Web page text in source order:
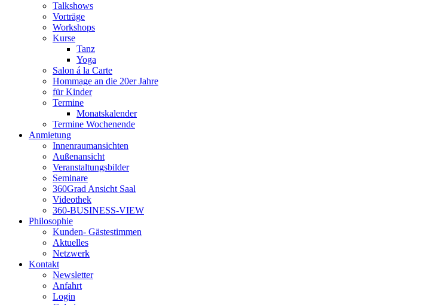
Talkshows
Vorträge
Workshops
Kurse
Tanz
Yoga
Salon á la Carte
Hommage an die 20er Jahre
für Kinder
Termine
Monatskalender
Termine Wochenende
Anmietung
Innenraumansichten
Außenansicht
Veranstaltungsbilder
Seminare
360Grad Ansicht Saal
Videothek
360-BUSINESS-VIEW
Philosophie
Kunden- Gästestimmen
Aktuelles
Netzwerk
Kontakt
Newsletter
Anfahrt
Login